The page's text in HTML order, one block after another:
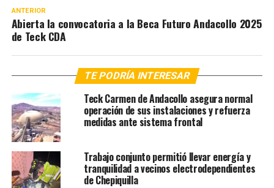
ANTERIOR
Abierta la convocatoria a la Beca Futuro Andacollo 2025
de Teck CDA
TE PODRÍA INTERESAR
Teck Carmen de Andacollo asegura normal
operación de sus instalaciones y refuerza
medidas ante sistema frontal
Trabajo conjunto permitió llevar energía y
tranquilidad a vecinos electrodependientes
de Chepiquilla